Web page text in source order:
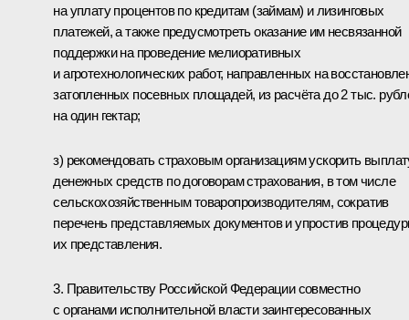
на уплату процентов по кредитам (займам) и лизинговых
платежей, а также предусмотреть оказание им несвязанной
поддержки на проведение мелиоративных
и агротехнологических работ, направленных на
затопленных посевных площадей, из расчёта до 2 тыс.
на один гектар;
з) рекомендовать страховым организациям ускорить
денежных средств по договорам страхования, в том числе
сельскохозяйственным товаропроизводителям, сократив
перечень представляемых документов и упростив
их представления.
3. Правительству Российской Федерации совместно
с органами исполнительной власти заинтересованных